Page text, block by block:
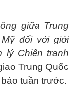
giữa Trung
đối với giới
lý Chiến tranh
Trung Quốc
tuần trước.